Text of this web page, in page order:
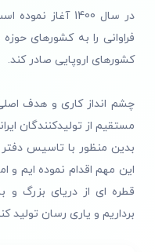
در سال 1400
فراوانی را به کشورهای
کشورهای اروپایی صادر کند.
چشم انداز کاری و هدف
مستقیم از تولیدکنندگان
بدین منظور با تاسیس
این مهم اقدام نموده ایم و
قطره ای از دریای بزرگ و
برداریم و یاری رسان